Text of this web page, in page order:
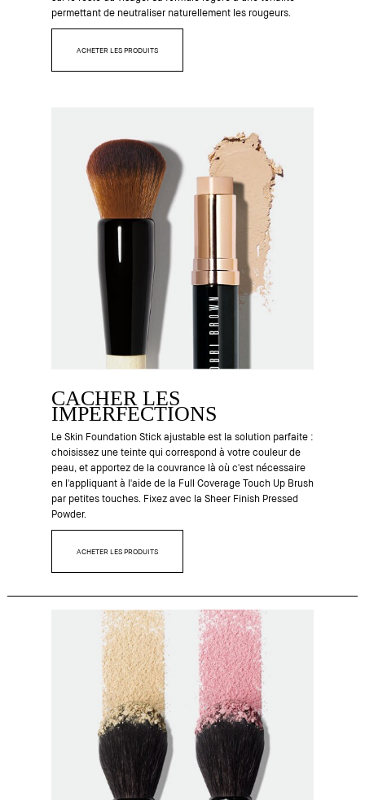
permettant de neutraliser naturellement les rougeurs.
ACHETER LES PRODUITS
CACHER LES
IMPERFECTIONS
Le Skin Foundation Stickajustable est la solution parfaite :
choisissez une teinte qui correspond à votre couleur de
peau, et apportez de la couvrance là où c'est nécessaire
en l'appliquant à l'aide de la Full Coverage Touch Up Brush
par petites touches. Fixez avec la Sheer Finish Pressed
Powder.
ACHETER LES PRODUITS